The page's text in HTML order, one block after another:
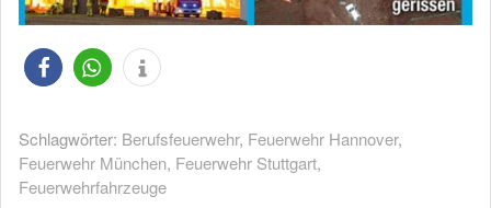
Schlagwörter: Berufsfeuerwehr, Feuerwehr Hannover,
Feuerwehr München, Feuerwehr Stuttgart,
Feuerwehrfahrzeuge